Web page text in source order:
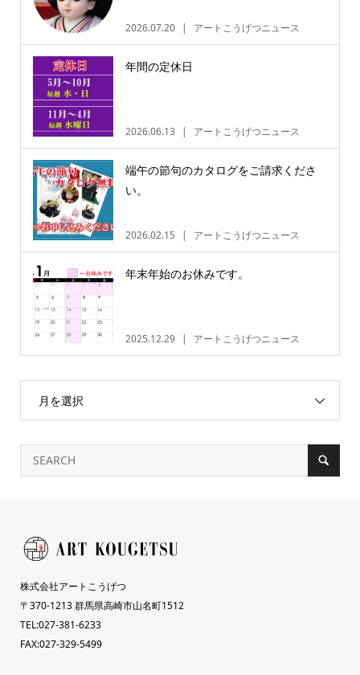
2026.07.20 アートこうげつニュース
年間の定休日
2026.06.13 アートこうげつニュース
端午の節句のカタログをご請求くださ
い。
2026.02.15 アートこうげつニュース
年末年始のお休みです。
2025.12.29 アートこうげつニュース
月を選択
株式会社アートこうげつ
〒370-1213 群馬県高崎市山名町1512
TEL:027-381-6233
FAX:027-329-5499